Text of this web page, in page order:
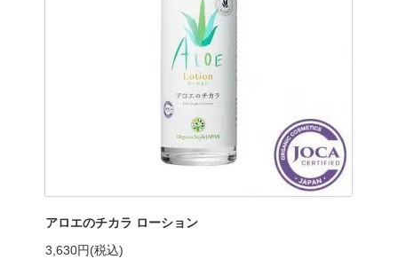
アロエのチカラ ローション
3,630円(税込)